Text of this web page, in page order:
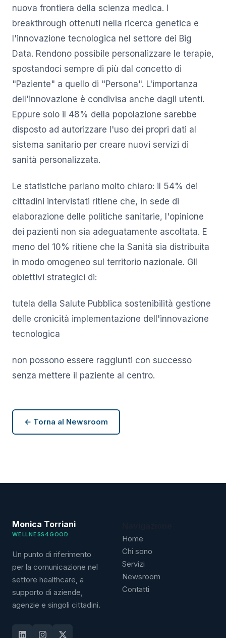
nuova frontiera della scienza medica. I
breakthrough ottenuti nella ricerca genetica e
l'innovazione tecnologica nel settore dei Big
Data. Rendono possibile personalizzare le terapie,
spostandoci sempre di più dal concetto di
"Paziente" a quello di "Persona". L'importanza
dell'innovazione è condivisa anche dagli utenti.
Eppure solo il 48% della popolazione sarebbe
disposto ad autorizzare l'uso dei propri dati al
sistema sanitario per creare nuovi servizi di
sanità personalizzata.
Le statistiche parlano molto chiaro: il 54% dei
cittadini intervistati ritiene che, in sede di
elaborazione delle politiche sanitarie, l'opinione
dei pazienti non sia adeguatamente ascoltata. E
meno del 10% ritiene che la Sanità sia distribuita
in modo omogeneo sul territorio nazionale. Gli
obiettivi strategici di:
tutela della Salute Pubblica sostenibilità gestione
delle cronicità implementazione dell'innovazione
tecnologica
non possono essere raggiunti con successo
senza mettere il paziente al centro.
← Torna al Newsroom
Monica Torriani
WELLNESS4GOOD
Un punto di riferimento
per la comunicazione nel
settore healthcare, a
supporto di aziende,
agenzie e singoli cittadini.
Home
Chi sono
Servizi
Newsroom
Contatti